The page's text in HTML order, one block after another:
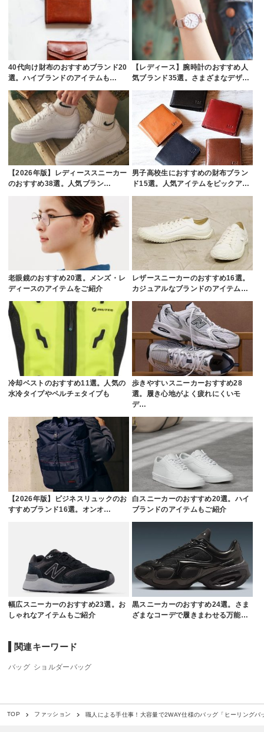
40代向け財布のおすすめブランド20
選。ハイブランドのアイテムも…
【レディース】腕時計のおすすめ人
気ブランド35選。さまざまなデザ…
【2026年版】レディーススニーカー
のおすすめ38選。人気ブラン…
男子高校生におすすめの財布ブラン
ド15選。人気アイテムをピックア…
老眼鏡のおすすめ20選。メンズ・レ
ディースのアイテムをご紹介
レザースニーカーのおすすめ16選。
カジュアルなブランドのアイテム…
冷却ベストのおすすめ11選。人気の
水冷タイプやペルチェタイプも
歩きやすいスニーカーおすすめ28
選。履き心地がよく疲れにくいモ
デ…
【2026年版】ビジネスリュックのお
すすめブランド16選。オンオ…
白スニーカーのおすすめ20選。ハイ
ブランドのアイテムもご紹介
幅広スニーカーのおすすめ23選。お
しゃれなアイテムもご紹介
黒スニーカーのおすすめ24選。さま
ざまなコーデで履きまわせる万能…
関連キーワード
バッグ ショルダーバッグ
TOP ファッション 職人による手仕事！大容量で2WAY仕様のバッグ「ヒーリングバ